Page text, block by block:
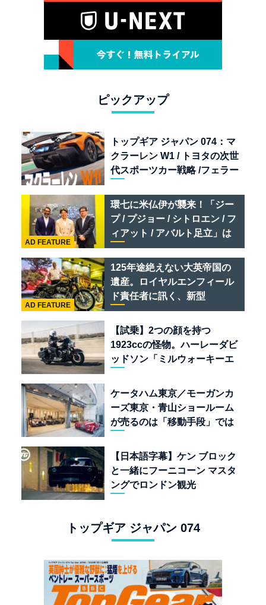
ピックアップ
トップギア ジャパン 074：マ
クラーレン W1 / トヨタの次世
代スポーツカー戦略 /フェラー
リオ /ベントレー スーパース
ポーツ
環七に米仏伊が襲来！「ジー
プ / プジョー / シトロエン / フ
ィアット / アバルト足立」は
クルマのセレクトショップで
ある
AD FEATURE
125年途絶えない大英帝国の
遺産。ロイヤルエンフィール
ド責任者に訊く、新型
「BULLET 650」と“時間の
質”を愛する理由
AD FEATURE
【試乗】2つの顔を持つ
1923ccの怪物。ハーレーダビ
ッドソン「ミルウォーキーエ
ケータハム東京／モーガンカ
ーズ東京・青山ショールーム
が売るのは「移動手段」では
【日本語字幕】ケン ブロック
と一緒にフーニコーン マスタ
ングでロンドン観光
トップギア ジャパン 074